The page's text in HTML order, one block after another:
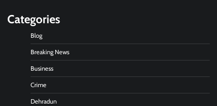
Categories
Blog
Breaking News
Business
Crime
Dehradun